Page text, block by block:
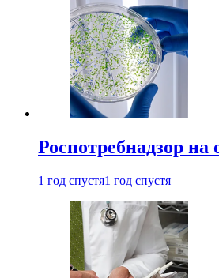
Роспотребнадзор
1 год спустя1 год спустя